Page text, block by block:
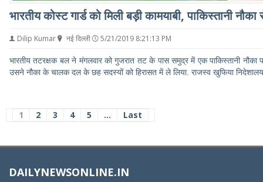
भारतीय कोस्ट गार्ड को मिली बड़ी कामयाबी, पाकिस्तानी
Dilip Kumar नई दिल्ली 5/21/2019 8:21:13 PM
भारतीय तटरक्षक बल ने मंगलवार को गुजरात तट के पास समुद्र में एक पाकिस्तानी
उसने नौका के चालक दल के छह सदस्यों को हिरासत में ले लिया. राजस्व खुफिया
1 2 3 4 5 ... Last
DAILYNEWSONLINE.IN